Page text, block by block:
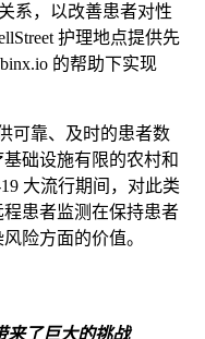
系，以改善患者对性
护理地点提供先
的帮助下实现
可靠、及时的患者数
础设施有限的农村和
大流行期间，对此类
患者监测在保持患者
险方面的价值。
来了巨大的挑战